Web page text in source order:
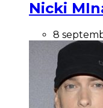
Nicki
8